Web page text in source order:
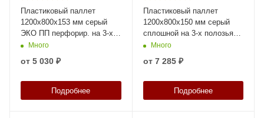
Пластиковый паллет
1200х800х153 мм серый
ЭКО ПП перфорир. на 3-х
полозьяx с борт. и 2-мя
Много
от 5 030 ₽
Подробнее
Пластиковый паллет
1200х800х150 мм серый
сплошной на 3-х полозьяx
с бортиком и 2-мя трубами
Много
от 7 285 ₽
Подробнее